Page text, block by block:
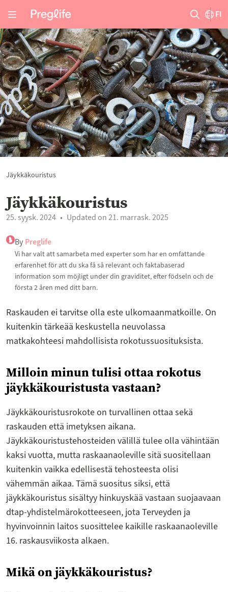
FI
Jäykkäkouristus
Jäykkäkouristus
25. syysk. 2024 Updated on 21. marrask. 2025
By Preglife
Vi har valt att samarbeta med experter som har en omfattande
erfarenhet för att du ska få så relevant och faktabaserad
information som möjligt under din graviditet, efter födseln och de
första 2 åren med ditt barn.
Raskauden ei tarvitse olla este ulkomaanmatkoille. On
kuitenkin tärkeää keskustella neuvolassa
matkakohteesi mahdollisista rokotussuosituksista.
Milloin minun tulisi ottaa rokotus
jäykkäkouristusta vastaan?
Jäykkäkouristusrokote on turvallinen ottaa sekä
raskauden että imetyksen aikana.
Jäykkäkouristustehosteiden välillä tulee olla vähintään
kaksi vuotta, mutta raskaanaoleville sitä suositellaan
kuitenkin vaikka edellisestä tehosteesta olisi
vähemmän aikaa. Tämä suositus siksi, että
jäykkäkouristus sisältyy hinkuyskää vastaan suojaavaan
dtap-yhdistelmärokotteeseen, jota Terveyden ja
hyvinvoinnin laitos suosittelee kaikille raskaanaoleville
16. raskausviikosta alkaen.
Mikä on jäykkäkouristus?